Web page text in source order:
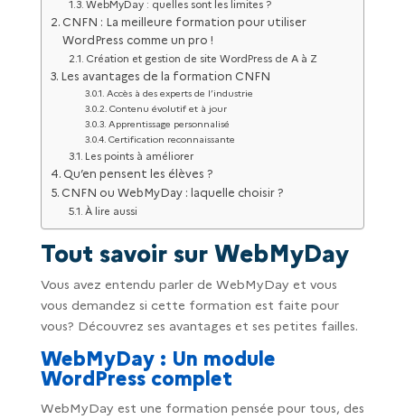
WebMyDay : quelles sont les limites ?
CNFN : La meilleure formation pour utiliser
WordPress comme un pro !
Création et gestion de site WordPress de A à Z
Les avantages de la formation CNFN
Accès à des experts de l’industrie
Contenu évolutif et à jour
Apprentissage personnalisé
Certification reconnaissante
Les points à améliorer
Qu’en pensent les élèves ?
CNFN ou WebMyDay : laquelle choisir ?
À lire aussi
Tout savoir sur WebMyDay
Vous avez entendu parler de WebMyDay et vous
vous demandez si cette formation est faite pour
vous? Découvrez ses avantages et ses petites failles.
WebMyDay : Un module
WordPress complet
WebMyDay est une formation pensée pour tous, des